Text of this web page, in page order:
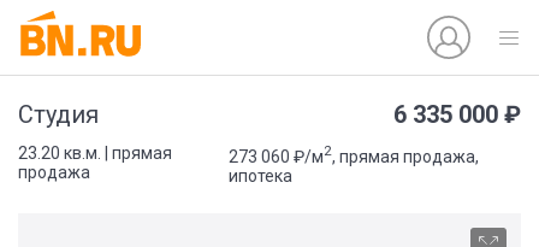
Студия 6 335 000 ₽
23.20 кв.м. | прямая
продажа
273 060 ₽/м2, прямая продажа,
ипотека